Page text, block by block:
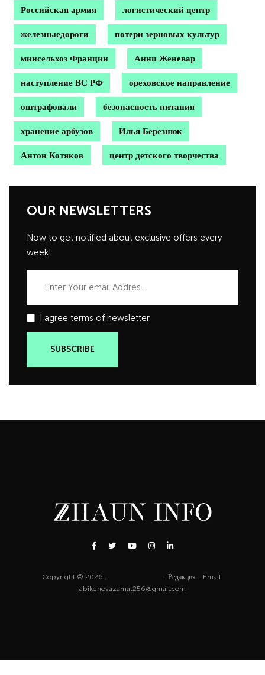
Российская армия логистический центр
железныедороги потери зерновых культур
минсельхоз Франции Анни Женевар
наступление ВС РФ ореховское направление
оштрафовали безопасность питания
хранение арбузов Илья Березнюк
Антон Котяков центр детского творчества
OUR NEWSLETTERS
Now to get notified about exclusive offers every
week!
I agree terms of newsletter.
Copyright © 2026 .
. Редакция - Email:
abikenovazamat256@gmail.com